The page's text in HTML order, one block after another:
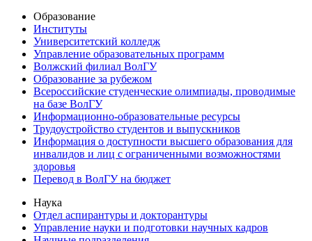
Образование
Институты
Университетский колледж
Управление образовательных программ
Волжский филиал ВолГУ
Образование за рубежом
Всероссийские студенческие олимпиады, проводимые
на базе ВолГУ
Информационно-образовательные ресурсы
Трудоустройство студентов и выпускников
Информация о доступности высшего образования для
инвалидов и лиц с ограниченными возможностями
здоровья
Перевод в ВолГУ на бюджет
Наука
Отдел аспирантуры и докторантуры
Управление науки и подготовки научных кадров